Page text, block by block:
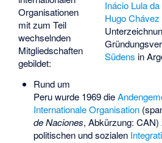
Inácio Lula
Hugo Chávez
Südens in
Organisationen
mit zum Teil
wechselnden
Mitgliedschaften
gebildet:
Rund um
Peru wurde 1969 die
Internationale Organisation
de Naciones, Abkürzung: CAN)
politischen und sozialen